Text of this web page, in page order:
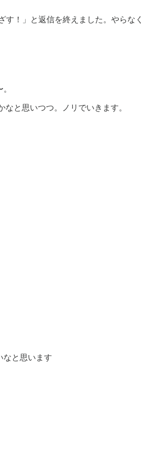
！」と返信を終えました。やら
と思いつつ。ノリでいきます。
なと思います